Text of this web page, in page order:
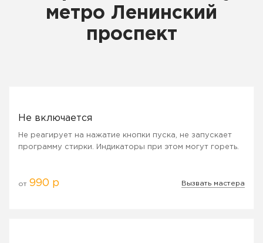
метро Ленинский
проспект
Не включается
Не реагирует на нажатие кнопки пуска, не запускает
программу стирки. Индикаторы при этом могут гореть.
от 990 р Вызвать мастера